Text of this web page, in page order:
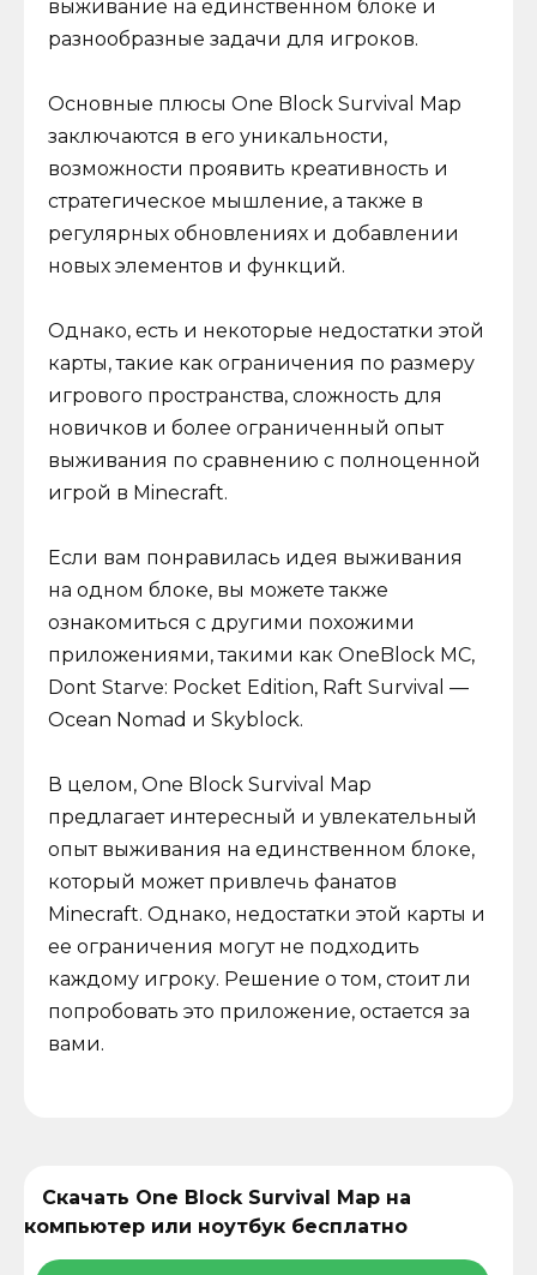
выживание на единственном блоке и
разнообразные задачи для игроков.
Основные плюсы One Block Survival Map
заключаются в его уникальности,
возможности проявить креативность и
стратегическое мышление, а также в
регулярных обновлениях и добавлении
новых элементов и функций.
Однако, есть и некоторые недостатки этой
карты, такие как ограничения по размеру
игрового пространства, сложность для
новичков и более ограниченный опыт
выживания по сравнению с полноценной
игрой в Minecraft.
Если вам понравилась идея выживания
на одном блоке, вы можете также
ознакомиться с другими похожими
приложениями, такими как OneBlock MC,
Dont Starve: Pocket Edition, Raft Survival —
Ocean Nomad и Skyblock.
В целом, One Block Survival Map
предлагает интересный и увлекательный
опыт выживания на единственном блоке,
который может привлечь фанатов
Minecraft. Однако, недостатки этой карты и
ее ограничения могут не подходить
каждому игроку. Решение о том, стоит ли
попробовать это приложение, остается за
вами.
Скачать One Block Survival Map на
компьютер или ноутбук бесплатно